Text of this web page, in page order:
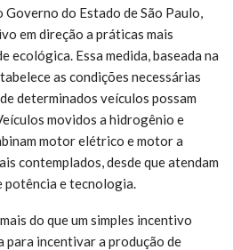
do Estado de São Paulo,
em direção a práticas mais
ecológica. Essa medida, baseada na
as condições necessárias
determinados veículos possam
movidos a hidrogênio e
motor elétrico e motor a
contemplados, desde que atendam
potência e tecnologia.
do que um simples incentivo
para incentivar a produção de